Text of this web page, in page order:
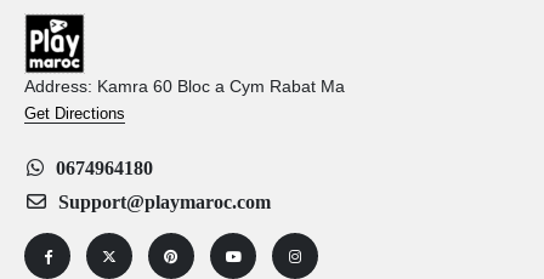
Address: Kamra 60 Bloc a Cym Rabat Ma
Get Directions
0674964180
Support@playmaroc.com